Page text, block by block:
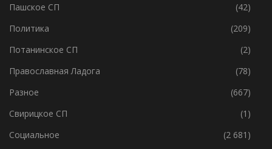
Пашское СП
(42)
Политика
(209)
Потанинское СП
(2)
Православная Ладога
(78)
Разное
(667)
Свирицкое СП
(1)
Социальное
(2 681)